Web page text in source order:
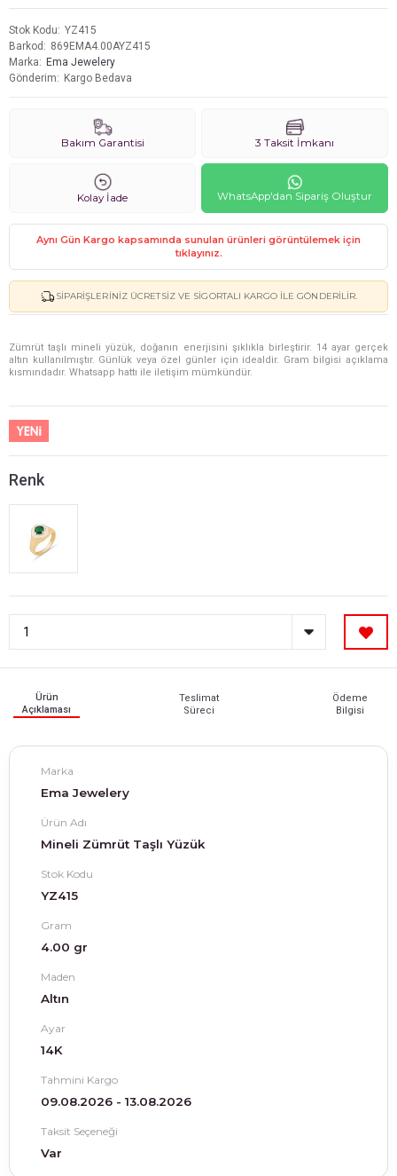
Stok Kodu
YZ415
Barkod
869EMA4.00AYZ415
Marka
Ema Jewelery
Gönderim
Kargo Bedava
Bakım Garantisi 3 Taksit İmkanı
Kolay İade WhatsApp'dan Sipariş Oluştur
Aynı Gün Kargo kapsamında sunulan ürünleri görüntülemek için
tıklayınız.
SIPARIŞLERINIZ ÜCRETSIZ VE SIGORTALI KARGO ILE GÖNDERILIR.
Zümrüt taşlı mineli yüzük, doğanın enerjisini şıklıkla birleştirir. 14 ayar gerçek
altın kullanılmıştır. Günlük veya özel günler için idealdir. Gram bilgisi açıklama
kısmındadır. Whatsapp hattı ile iletişim mümkündür.
Renk
Ürün
Açıklaması
Teslimat
Süreci
Ödeme
Bilgisi
Marka
Ema Jewelery
Ürün Adı
Mineli Zümrüt Taşlı Yüzük
Stok Kodu
YZ415
Gram
4.00 gr
Maden
Altın
Ayar
14K
Tahmini Kargo
09.08.2026 - 13.08.2026
Taksit Seçeneği
Var